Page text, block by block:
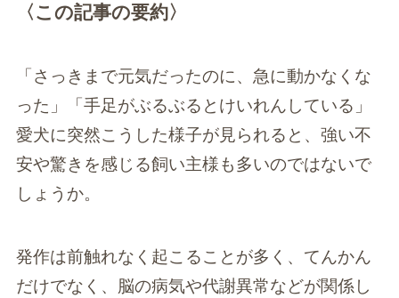
〈この記事の要約〉
「さっきまで元気だったのに、急に動かなくな
った」「手足がぶるぶるとけいれんしている」
愛犬に突然こうした様子が見られると、強い不
安や驚きを感じる飼い主様も多いのではないで
しょうか。
発作は前触れなく起こることが多く、てんかん
だけでなく、脳の病気や代謝異常などが関係し